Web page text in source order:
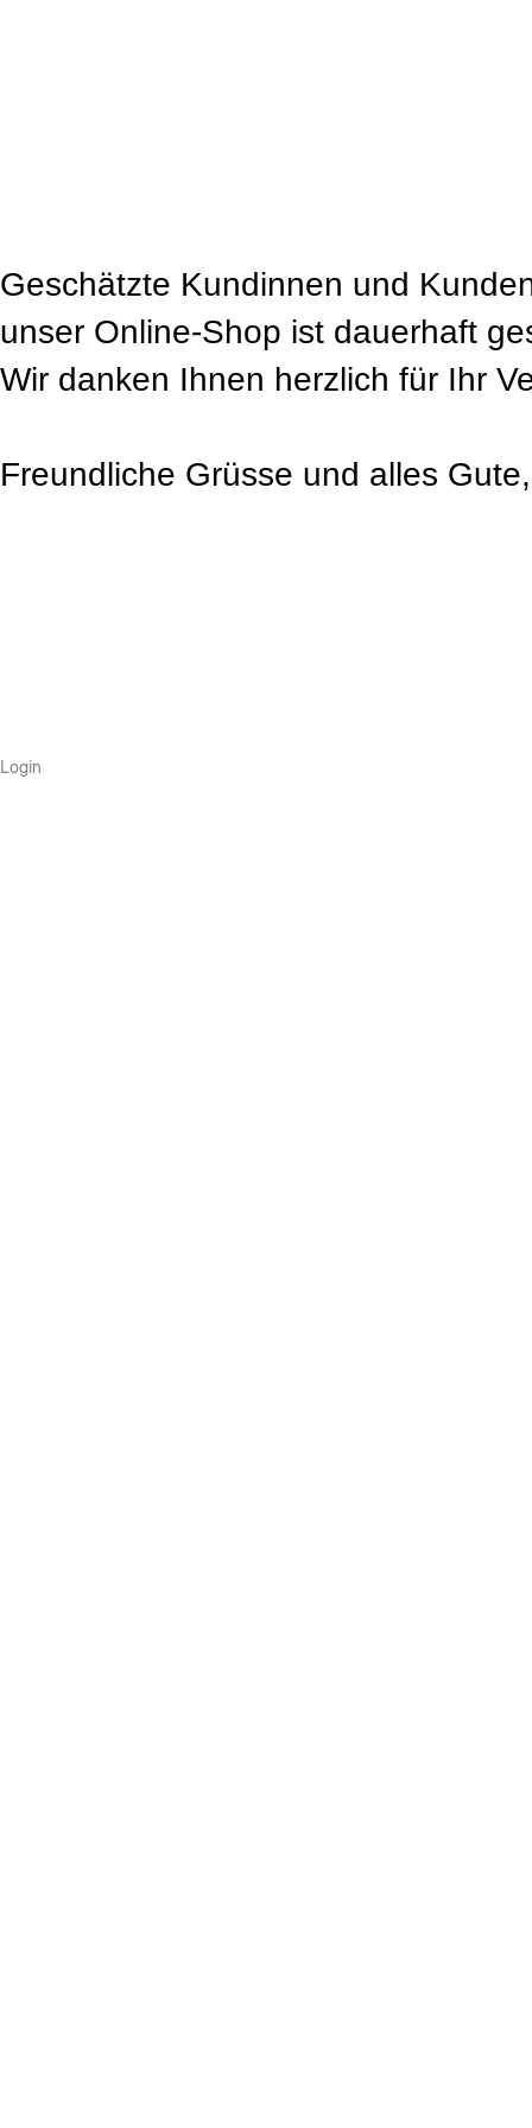
Geschätzte Kundinnen und
unser Online-Shop ist dauerhaft
Wir danken Ihnen herzlich für Ihr
Freundliche Grüsse und alles
Login